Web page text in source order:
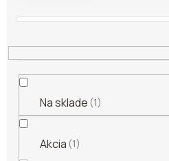
t
o
Na sklade 1
Akcia 1